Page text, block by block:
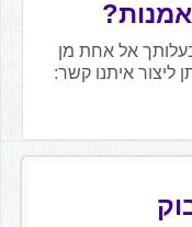
אמנות?
אל אחת מן
ליצור איתנו קשר: